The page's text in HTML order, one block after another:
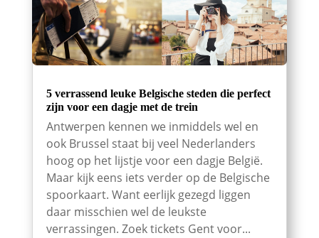
5 verrassend leuke Belgische steden die perfect
zijn voor een dagje met de trein
Antwerpen kennen we inmiddels wel en
ook Brussel staat bij veel Nederlanders
hoog op het lijstje voor een dagje België.
Maar kijk eens iets verder op de Belgische
spoorkaart. Want eerlijk gezegd liggen
daar misschien wel de leukste
verrassingen. Zoek tickets Gent voor...